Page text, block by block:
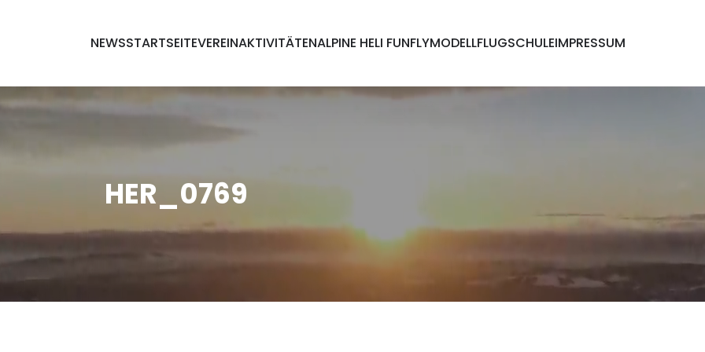
NEWSSTARTSEITEVEREINAKTIVITÄTENALPINE HELI FUNFLYMODELLFLUGSCHULEIMPRESSUM
HER_0769